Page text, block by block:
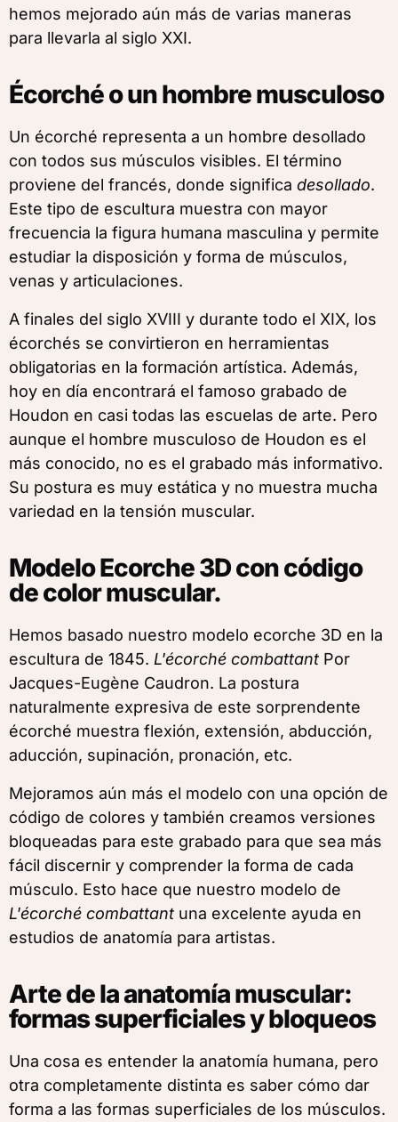
hemos mejorado aún más de varias maneras
para llevarla al siglo XXI.
Écorché o un hombre musculoso
Un écorché representa a un hombre desollado
con todos sus músculos visibles. El término
proviene del francés, donde significa desollado.
Este tipo de escultura muestra con mayor
frecuencia la figura humana masculina y permite
estudiar la disposición y forma de músculos,
venas y articulaciones.
A finales del siglo XVIII y durante todo el XIX, los
écorchés se convirtieron en herramientas
obligatorias en la formación artística. Además,
hoy en día encontrará el famoso grabado de
Houdon en casi todas las escuelas de arte. Pero
aunque el hombre musculoso de Houdon es el
más conocido, no es el grabado más informativo.
Su postura es muy estática y no muestra mucha
variedad en la tensión muscular.
Modelo Ecorche 3D con código
de color muscular.
Hemos basado nuestro modelo ecorche 3D en la
escultura de 1845. L'écorché combattant Por
Jacques-Eugène Caudron. La postura
naturalmente expresiva de este sorprendente
écorché muestra flexión, extensión, abducción,
aducción, supinación, pronación, etc.
Mejoramos aún más el modelo con una opción de
código de colores y también creamos versiones
bloqueadas para este grabado para que sea más
fácil discernir y comprender la forma de cada
músculo. Esto hace que nuestro modelo de
L'écorché combattant una excelente ayuda en
estudios de anatomía para artistas.
Arte de la anatomía muscular:
formas superficiales y bloqueos
Una cosa es entender la anatomía humana, pero
otra completamente distinta es saber cómo dar
forma a las formas superficiales de los músculos.